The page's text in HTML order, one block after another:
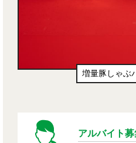
増量豚しゃぶ
アルバイト募